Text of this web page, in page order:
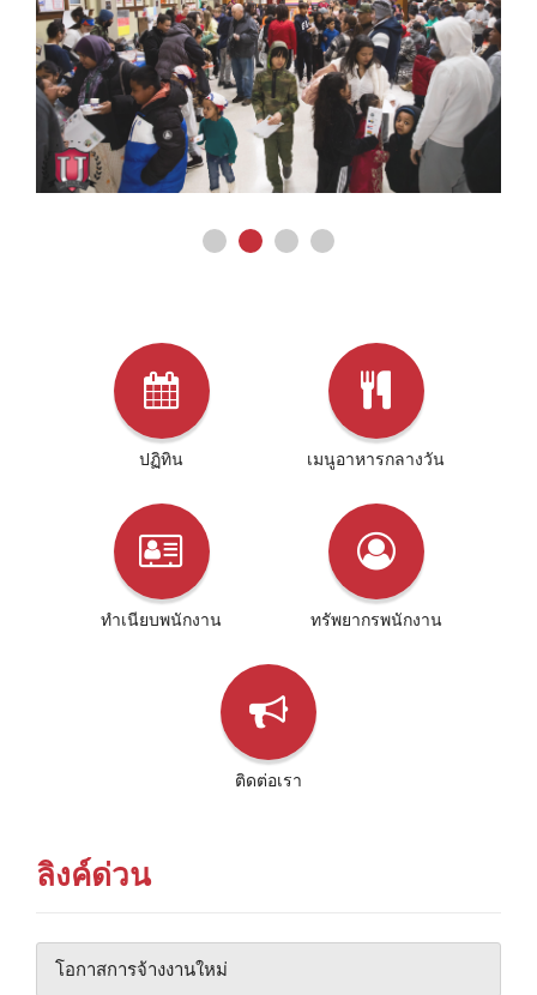
ปฏิทิน เมนูอาหารกลางวัน
ทําเนียบพนักงาน ทรัพยากรพนักงาน
ติดต่อเรา
ลิงค์ด่วน
โอกาสการจ้างงานใหม่